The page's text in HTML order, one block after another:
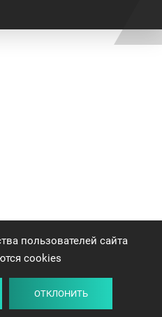
пользователей сайта
cookies
ОТКЛОНИТЬ